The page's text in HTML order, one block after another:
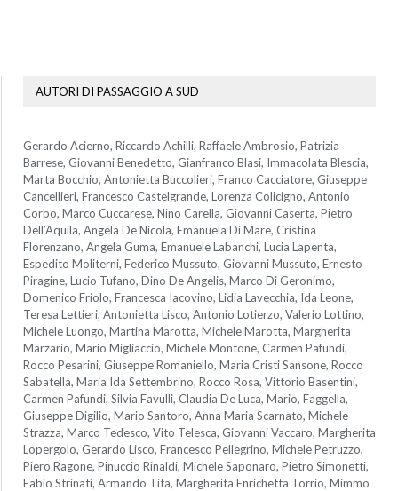
AUTORI DI PASSAGGIO A SUD
Gerardo Acierno, Riccardo Achilli, Raffaele Ambrosio, Patrizia
Barrese, Giovanni Benedetto, Gianfranco Blasi, Immacolata Blescia,
Marta Bocchio, Antonietta Buccolieri, Franco Cacciatore, Giuseppe
Cancellieri, Francesco Castelgrande, Lorenza Colicigno, Antonio
Corbo, Marco Cuccarese, Nino Carella, Giovanni Caserta, Pietro
Dell’Aquila, Angela De Nicola, Emanuela Di Mare, Cristina
Florenzano, Angela Guma, Emanuele Labanchi, Lucia Lapenta,
Espedito Moliterni, Federico Mussuto, Giovanni Mussuto, Ernesto
Piragine, Lucio Tufano, Dino De Angelis, Marco Di Geronimo,
Domenico Friolo, Francesca Iacovino, Lidia Lavecchia, Ida Leone,
Teresa Lettieri, Antonietta Lisco, Antonio Lotierzo, Valerio Lottino,
Michele Luongo, Martina Marotta, Michele Marotta, Margherita
Marzario, Mario Migliaccio, Michele Montone, Carmen Pafundi,
Rocco Pesarini, Giuseppe Romaniello, Maria Cristi Sansone, Rocco
Sabatella, Maria Ida Settembrino, Rocco Rosa, Vittorio Basentini,
Carmen Pafundi, Silvia Favulli, Claudia De Luca, Mario, Faggella,
Giuseppe Digilio, Mario Santoro, Anna Maria Scarnato, Michele
Strazza, Marco Tedesco, Vito Telesca, Giovanni Vaccaro, Margherita
Lopergolo, Gerardo Lisco, Francesco Pellegrino, Michele Petruzzo,
Piero Ragone, Pinuccio Rinaldi, Michele Saponaro, Pietro Simonetti,
Fabio Strinati, Armando Tita, Margherita Enrichetta Torrio, Mimmo